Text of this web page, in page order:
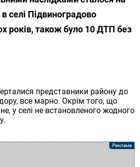
селі Підвиноградово
років, також було 10 ДТП без
представники району до
все марно. Окрім того, що
у селі не встановленого жодного